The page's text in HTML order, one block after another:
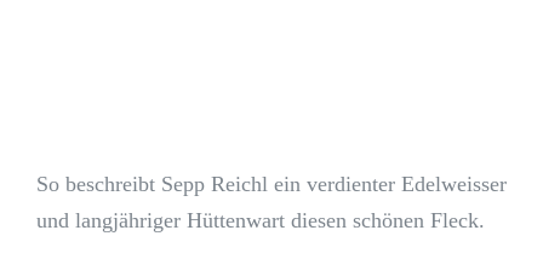
So beschreibt Sepp Reichl ein verdienter Edelweisser
und langjähriger Hüttenwart diesen schönen Fleck.